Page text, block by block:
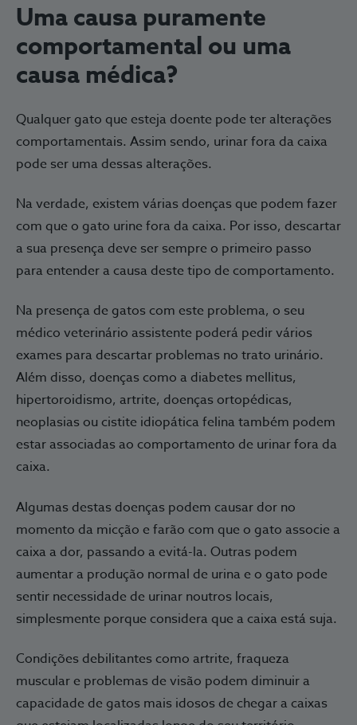
Uma causa puramente
comportamental ou uma
causa médica?
Qualquer gato que esteja doente pode ter alterações
comportamentais. Assim sendo, urinar fora da caixa
pode ser uma dessas alterações.
Na verdade, existem várias doenças que podem fazer
com que o gato urine fora da caixa. Por isso, descartar
a sua presença deve ser sempre o primeiro passo
para entender a causa deste tipo de comportamento.
Na presença de gatos com este problema, o seu
médico veterinário assistente poderá pedir vários
exames para descartar problemas no trato urinário.
Além disso, doenças como a diabetes mellitus,
hipertoroidismo, artrite, doenças ortopédicas,
neoplasias ou cistite idiopática felina também podem
estar associadas ao comportamento de urinar fora da
caixa.
Algumas destas doenças podem causar dor no
momento da micção e farão com que o gato associe a
caixa a dor, passando a evitá-la. Outras podem
aumentar a produção normal de urina e o gato pode
sentir necessidade de urinar noutros locais,
simplesmente porque considera que a caixa está suja.
Condições debilitantes como artrite, fraqueza
muscular e problemas de visão podem diminuir a
capacidade de gatos mais idosos de chegar a caixas